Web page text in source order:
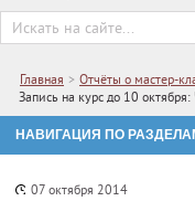
Главная > Отчёты о мастер-
Запись на курс до 10
07 октября 2014
НАВИГАЦИЯ ПО